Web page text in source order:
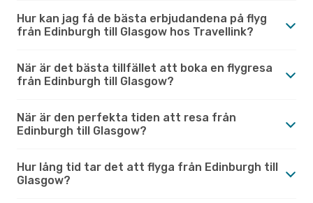
Hur kan jag få de bästa erbjudandena på flyg
från Edinburgh till Glasgow hos Travellink?
När är det bästa tillfället att boka en flygresa
från Edinburgh till Glasgow?
När är den perfekta tiden att resa från
Edinburgh till Glasgow?
Hur lång tid tar det att flyga från Edinburgh till
Glasgow?